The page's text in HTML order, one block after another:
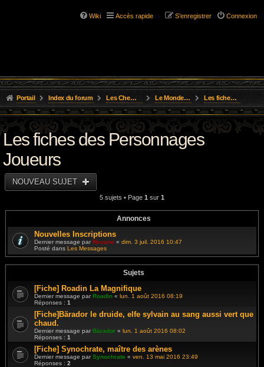
Wiki Accès rapide Connexion
S’enregistrer
Portail Index du forum Les Chemins de L'Aventure Le Monde D'Osgild Les fiches des Personnages Joueurs
Les fiches des Personnages
Joueurs
NOUVEAU SUJET
5 sujets • Page 1 sur 1
Annonces
Nouvelles Inscriptions
Dernier message parResane « dim. 3 juil. 2016 10:47
Posté dans Les Messages
Sujets
[Fiche] Roadin La Magnifique
Dernier message parRoadin « lun. 1 août 2016 08:19
Réponses : 1
[Fiche]Bärador le druide, elfe sylvain au sang aussi vert que
chaud.
Dernier message par Bärador « lun. 1 août 2016 08:02
Réponses : 1
[Fiche] Synochrate, maître des arènes
Dernier message parSynochrate « ven. 13 mai 2016 23:49
Réponses : 2